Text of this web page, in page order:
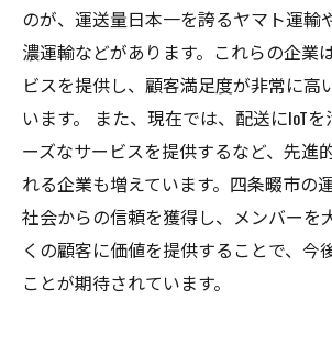
のが、運送量日本一を誇るヤマト運輸
濃運輸などがあります。これらの企業
ビスを提供し、顧客満足度が非常に高
います。 また、現在では、配送にIoT
ーズなサービスを提供するなど、先進
れる企業も増えています。四条畷市の
社会からの信頼を獲得し、メンバーを
くの顧客に価値を提供することで、今
ことが期待されています。